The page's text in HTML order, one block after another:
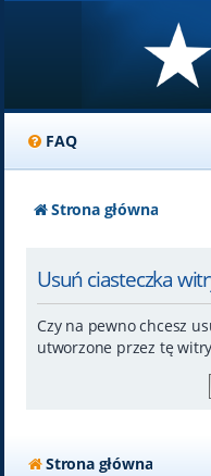
FAQ
Strona główna
Usuń ciasteczka
Czy na pewno chcesz
utworzone przez tę
Strona główna